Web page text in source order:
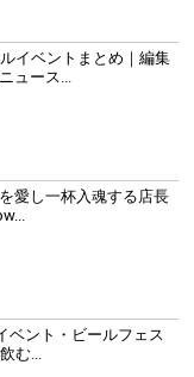
イベントまとめ｜編集
ュース...
愛し一杯入魂する店長
ベント・ビールフェス
む...